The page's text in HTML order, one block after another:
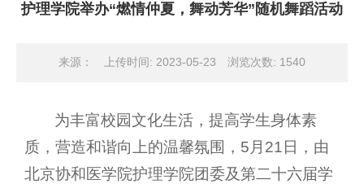
护理学院举办“燃情仲夏，舞动芳华”随机舞蹈活动
来源： 上传时间: 2023-05-23 浏览次数: 1540
为丰富校园文化生活，提高学生身体素
质，营造和谐向上的温馨氛围，5月21日，由
北京协和医学院护理学院团委及第二十六届学